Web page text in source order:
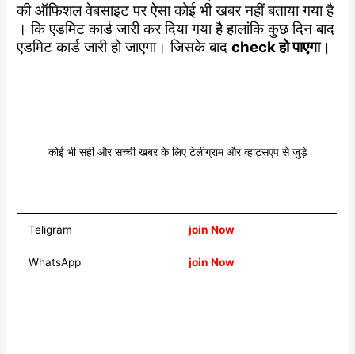
की ऑफिशल वेबसाइट पर ऐसा कोई भी खबर नहीं बताया गया है
। कि एडमिट कार्ड जारी कर दिया गया है हालांकि कुछ दिन बाद
एडमिट कार्ड जारी हो जाएगा। जिसके बादcheck हो पाएगा।
कोई भी सही और सच्ची खबर के लिए टेलीग्राम और व्हाट्सएप से जुड़े
Teligram join Now
WhatsApp join Now